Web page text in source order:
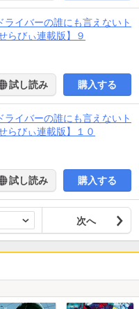
ライバーの誰にも言えないト
らびぃ連載版】９
試し読み 購入する
ライバーの誰にも言えないト
らびぃ連載版】１０
試し読み 購入する
次へ